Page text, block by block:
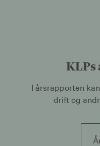
I årsrapporten
drift og